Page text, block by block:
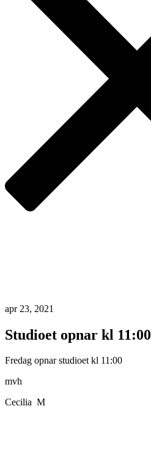
apr 23, 2021
Studioet opnar kl 11:00
Fredag opnar studioet kl 11:00
mvh
Cecilia M